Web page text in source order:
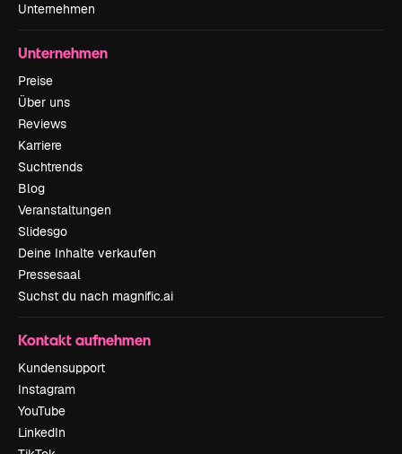
Unternehmen
Unternehmen
Preise
Über uns
Reviews
Karriere
Suchtrends
Blog
Veranstaltungen
Slidesgo
Deine Inhalte verkaufen
Pressesaal
Suchst du nach magnific.ai
Kontakt aufnehmen
Kundensupport
Instagram
YouTube
LinkedIn